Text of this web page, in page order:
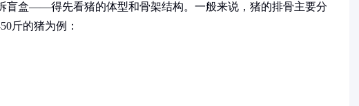
盲盒——得先看猪的体型和骨架结构。一般来说，猪的排骨主要分
斤的猪为例：